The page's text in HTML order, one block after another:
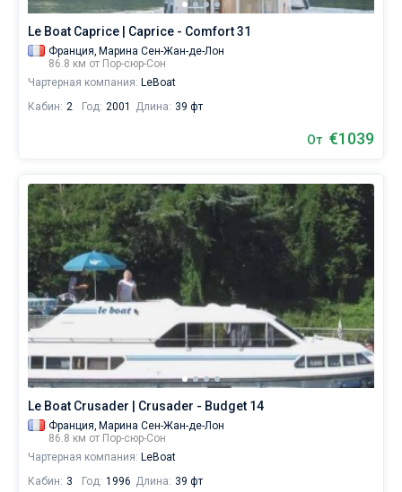
Le Boat Caprice | Caprice - Comfort 31
Франция, Марина Сен-Жан-де-Лон
86.8 км от Пор-сюр-Сон
Чартерная компания: LeBoat
Кабин: 2 Год: 2001 Длина: 39 фт
От €1039
Le Boat Crusader | Crusader - Budget 14
Франция, Марина Сен-Жан-де-Лон
86.8 км от Пор-сюр-Сон
Чартерная компания: LeBoat
Кабин: 3 Год: 1996 Длина: 39 фт